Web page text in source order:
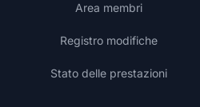
Area membri
Registro modifiche
Stato delle prestazioni